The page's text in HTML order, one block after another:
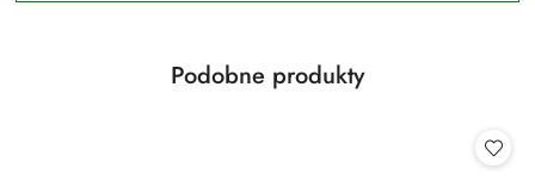
Pomiń karuzelę produktów
Produkty
Podobne produkty